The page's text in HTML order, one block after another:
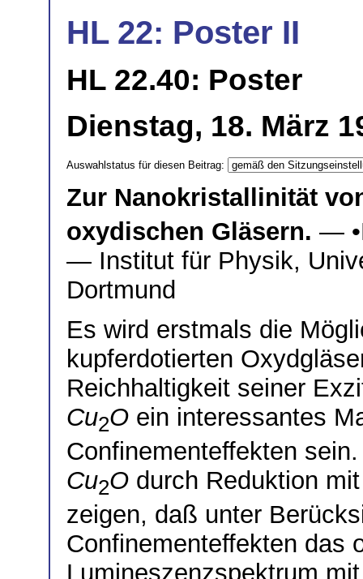
HL 22: Poster II
HL 22.40: Poster
Dienstag, 18. März
Auswahlstatus für diesen Beitrag:
Zur Nanokristallinität
oxydischen Gläsern. — •
— Institut für Physik,
Dortmund
Es wird erstmals die
kupferdotierten
Reichhaltigkeit seiner
Cu2O ein interessantes
Confinementeffekten
Cu2O durch Reduktion
zeigen, daß unter
Confinementeffekten das
Lumineszenzspektrum